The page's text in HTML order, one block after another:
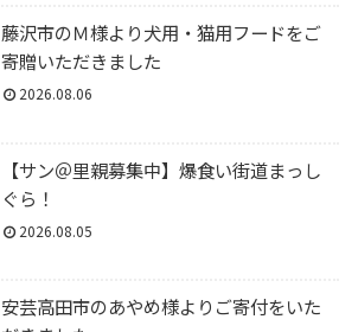
藤沢市のＭ様より犬用・猫用フードをご
寄贈いただきました
2026.08.06
【サン＠里親募集中】爆食い街道まっし
ぐら！
2026.08.05
安芸高田市のあやめ様よりご寄付をいた